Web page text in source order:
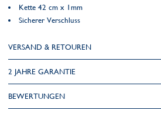
Kette 42 cm x 1mm
Sicherer Verschluss
VERSAND & RETOUREN
2 JAHRE GARANTIE
BEWERTUNGEN